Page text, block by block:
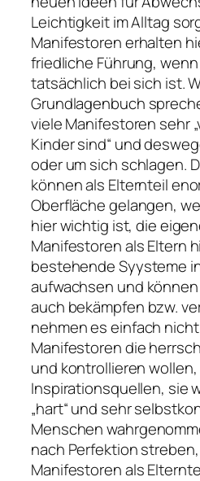
Leichtigkeit im Alltag
Manifestoren erhalten
friedliche Führung,
tatsächlich bei sich ist.
Grundlagenbuch
viele Manifestoren sehr
Kinder sind“ und
oder um sich schlagen.
können als Elternteil
Oberfläche gelangen,
hier wichtig ist, die
Manifestoren als Eltern
bestehende Syysteme
aufwachsen und
auch bekämpfen bzw.
nehmen es einfach
Manifestoren die
und kontrollieren
Inspirationsquellen, sie
„hart“ und sehr
Menschen
nach Perfektion
Manifestoren als